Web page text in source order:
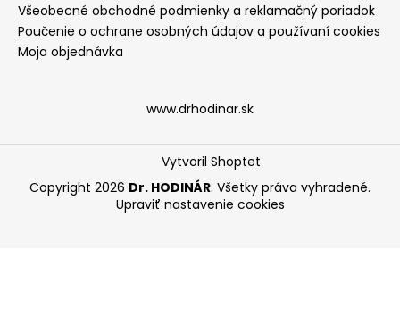
Všeobecné obchodné podmienky a reklamačný poriadok
Poučenie o ochrane osobných údajov a používaní cookies
Moja objednávka
www.drhodinar.sk
Vytvoril Shoptet
Copyright 2026 Dr. HODINÁR. Všetky práva vyhradené.
Upraviť nastavenie cookies